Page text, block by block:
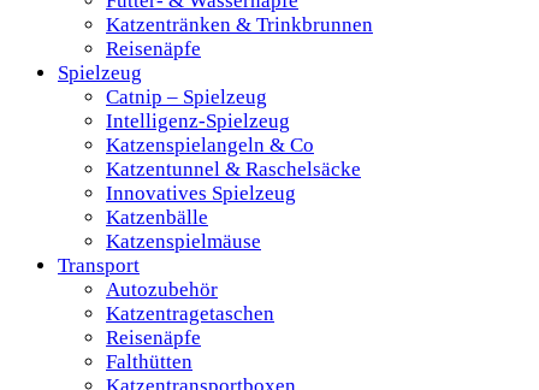
Katzentränken & Trinkbrunnen
Reisenäpfe
Spielzeug
Catnip – Spielzeug
Intelligenz-Spielzeug
Katzenspielangeln & Co
Katzentunnel & Raschelsäcke
Innovatives Spielzeug
Katzenbälle
Katzenspielmäuse
Transport
Autozubehör
Katzentragetaschen
Reisenäpfe
Falthütten
Katzentransportboxen